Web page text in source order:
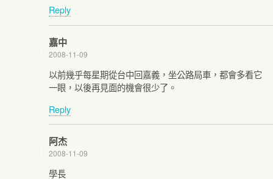
Reply
嘉中
2008-11-09
以前幾乎每星期從台中回嘉義，坐公路局車，都會多看它
一眼，以後再見面的機會很少了。
Reply
阿杰
2008-11-09
學長